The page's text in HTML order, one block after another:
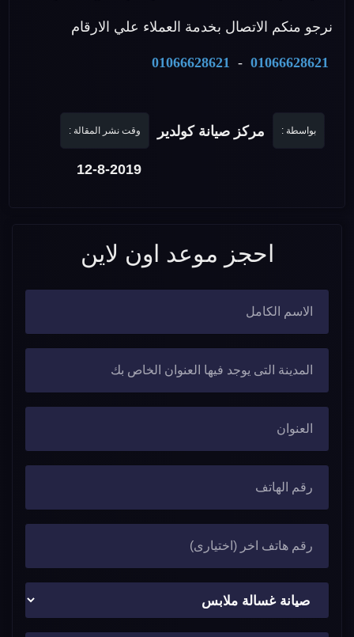
نرجو منكم الاتصال بخدمة العملاء علي الارقام
01066628621
-
01066628621
بواسطة : مركز صيانة كولدير وقت نشر المقالة :
12-8-2019
احجز موعد اون لاين